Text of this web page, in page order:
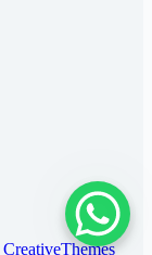
CreativeThemes